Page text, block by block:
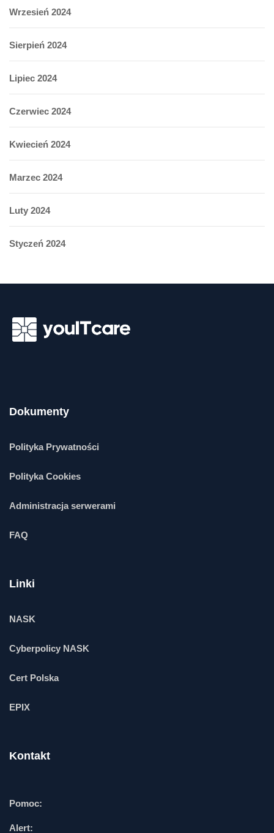
Wrzesień 2024
Sierpień 2024
Lipiec 2024
Czerwiec 2024
Kwiecień 2024
Marzec 2024
Luty 2024
Styczeń 2024
Dokumenty
Polityka Prywatności
Polityka Cookies
Administracja serwerami
FAQ
Linki
NASK
Cyberpolicy NASK
Cert Polska
EPIX
Kontakt
Pomoc:
Alert: